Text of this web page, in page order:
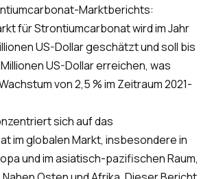
Marktberichts:
für Strontiumcarbonat wird im Jahr
US-Dollar geschätzt und soll bis
US-Dollar erreichen, was
von 2,5 % im Zeitraum 2021-
sich auf das
im globalen Markt, insbesondere in
und im asiatisch-pazifischen Raum,